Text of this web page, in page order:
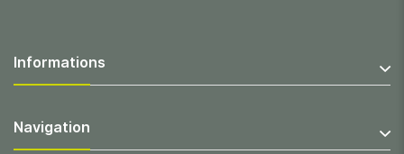
Informations
Navigation